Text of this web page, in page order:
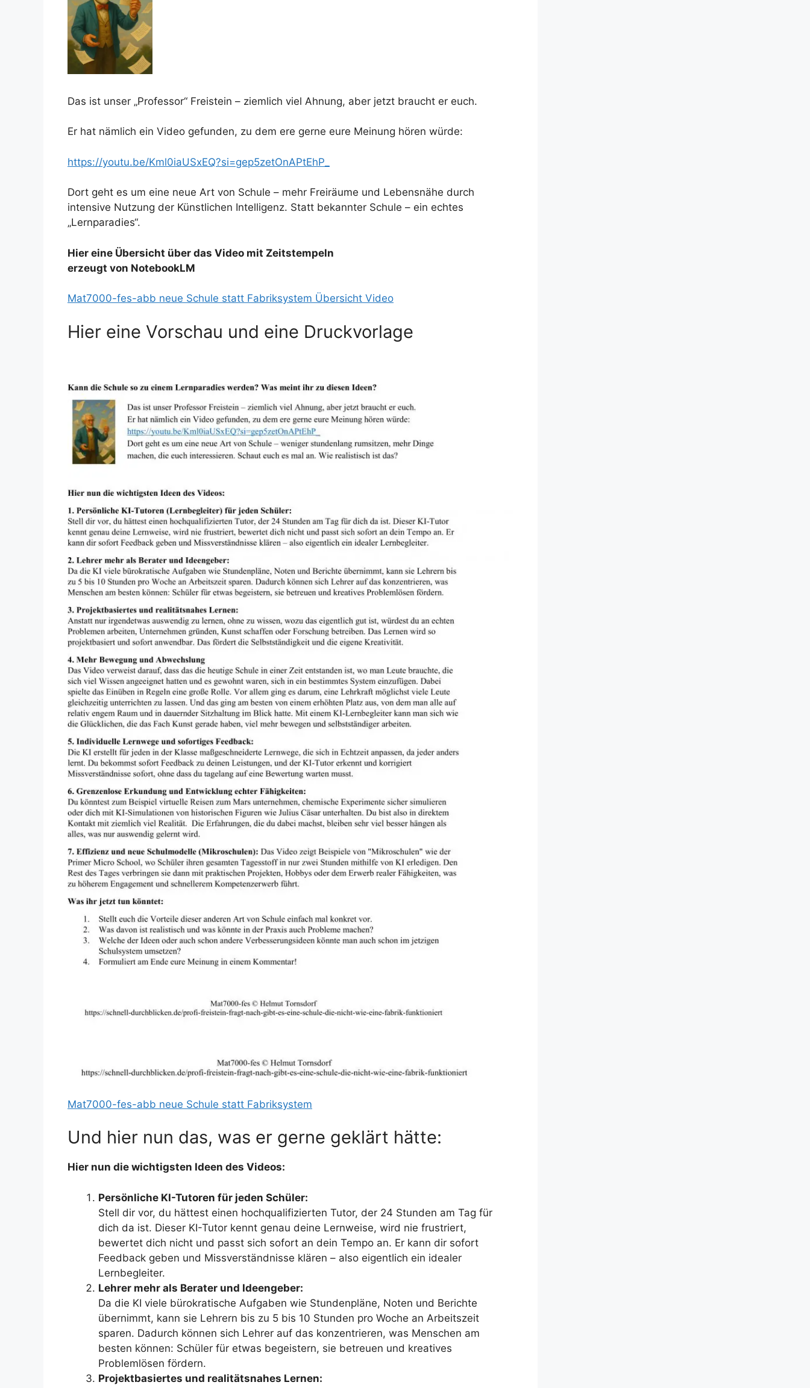
Das ist unser „Professor“ Freistein – ziemlich viel Ahnung, aber jetzt braucht er euch.
Er hat nämlich ein Video gefunden, zu dem ere gerne eure Meinung hören würde:
https://youtu.be/Kml0iaUSxEQ?si=gep5zetOnAPtEhP_
Dort geht es um eine neue Art von Schule – mehr Freiräume und Lebensnähe durch
intensive Nutzung der Künstlichen Intelligenz. Statt bekannter Schule – ein echtes
„Lernparadies“.
Hier eine Übersicht über das Video mit Zeitstempeln
erzeugt von NotebookLM
Mat7000-fes-abb neue Schule statt Fabriksystem Übersicht Video
Hier eine Vorschau und eine Druckvorlage
Mat7000-fes-abb neue Schule statt Fabriksystem
Und hier nun das, was er gerne geklärt hätte:
Hier nun die wichtigsten Ideen des Videos:
Persönliche KI-Tutoren für jeden Schüler:
Stell dir vor, du hättest einen hochqualifizierten Tutor, der 24 Stunden am Tag für
dich da ist. Dieser KI-Tutor kennt genau deine Lernweise, wird nie frustriert,
bewertet dich nicht und passt sich sofort an dein Tempo an. Er kann dir sofort
Feedback geben und Missverständnisse klären – also eigentlich ein idealer
Lernbegleiter.
Lehrer mehr als Berater und Ideengeber:
Da die KI viele bürokratische Aufgaben wie Stundenpläne, Noten und Berichte
übernimmt, kann sie Lehrern bis zu 5 bis 10 Stunden pro Woche an Arbeitszeit
sparen. Dadurch können sich Lehrer auf das konzentrieren, was Menschen am
besten können: Schüler für etwas begeistern, sie betreuen und kreatives
Problemlösen fördern.
Projektbasiertes und realitätsnahes Lernen: